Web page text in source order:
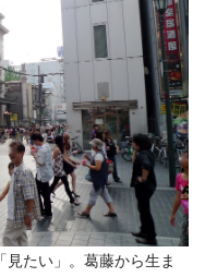
たい」。葛藤から生ま